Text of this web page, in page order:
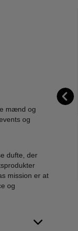
mænd og
og
dufte, der
mission er at
og
Paris Corner -
139,00
LÆG I KURV